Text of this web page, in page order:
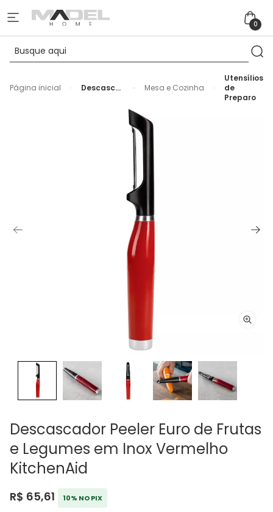
0
Página inicial
Descascador
Mesa e Cozinha
Utensílios
de
Preparo
Descascador Peeler Euro de Frutas
e Legumes em Inox Vermelho
KitchenAid
R$ 65,61 10% NO PIX